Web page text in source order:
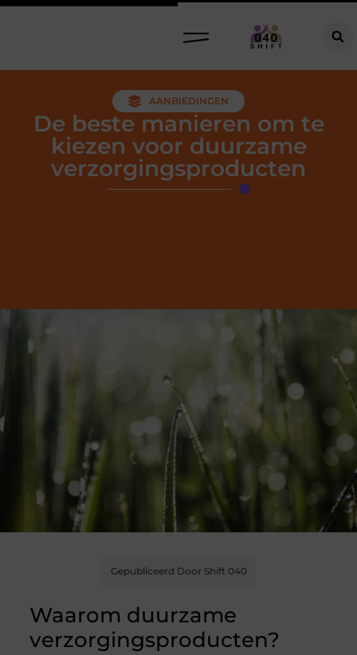
AANBIEDINGEN
De beste manieren om te
kiezen voor duurzame
verzorgingsproducten
Gepubliceerd Door Shift 040
Waarom duurzame
verzorgingsproducten?